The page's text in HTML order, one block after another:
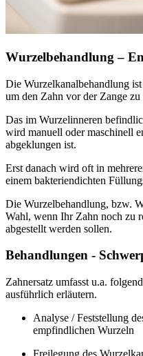
Wurzelbehandlung –
Die Wurzelkanalbehandlung
um den Zahn vor der Zange zu
Das im Wurzelinneren
wird manuell oder maschinell
abgeklungen ist.
Erst danach wird oft in
einem bakteriendichten
Die Wurzelbehandlung, bzw.
Wahl, wenn Ihr Zahn noch zu
abgestellt werden sollen.
Behandlungen -
Zahnersatz umfasst u.a.
ausführlich erläutern.
Analyse / Feststellung
empfindlichen Wurzeln
Freilegung des